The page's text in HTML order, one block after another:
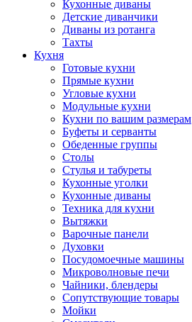
Кухонные диваны
Детские диванчики
Диваны из ротанга
Тахты
Кухня
Готовые кухни
Прямые кухни
Угловые кухни
Модульные кухни
Кухни по вашим размерам
Буфеты и серванты
Обеденные группы
Столы
Стулья и табуреты
Кухонные уголки
Кухонные диваны
Техника для кухни
Вытяжки
Варочные панели
Духовки
Посудомоечные машины
Микроволновые печи
Чайники, блендеры
Сопутствующие товары
Мойки